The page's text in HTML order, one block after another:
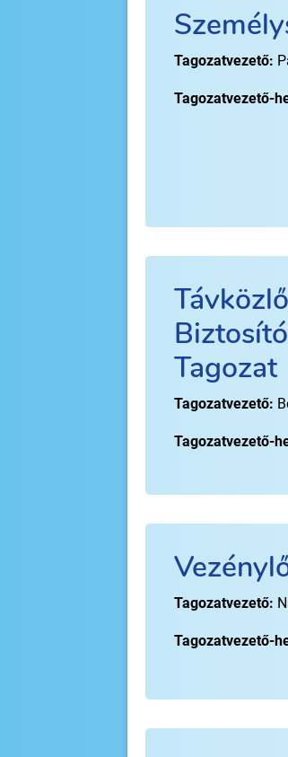
Tagozatvezető:
Tagozatvezető-
Tagozat
Tagozatvezető:
Tagozatvezető-
Tagozatvezető:
Tagozatvezető-